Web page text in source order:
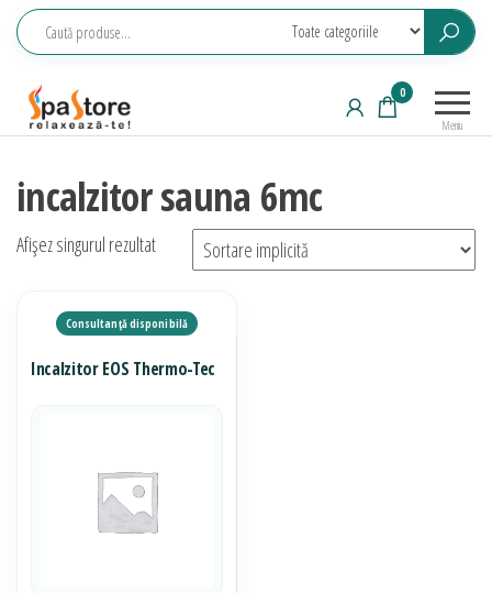
Sari
saune,
wellness
Meniu
0
incalzitor sauna 6mc
Afișez singurul rezultat
Incalzitor EOS Thermo-Tec